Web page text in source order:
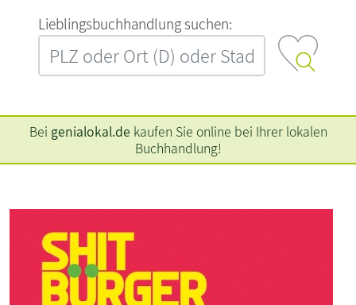
L‍i‍e‍b‍l‍i‍n‍g‍s‍b‍u‍c‍h‍h‍a‍n‍d‍l‍u‍n‍g‍ ‍s‍u‍c‍h‍e‍n‍:‍
Bei genialokal.de kaufen Sie online bei Ihrer lokalen
Buchhandlung!